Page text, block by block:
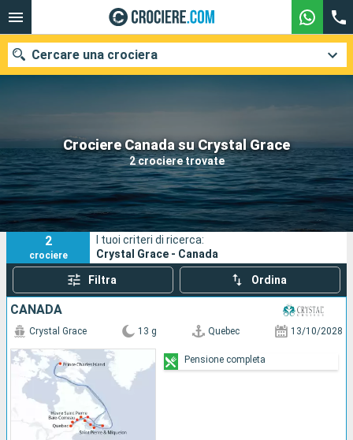
Crociere Canada su Crystal Grace
2 crociere trovate
Cercare una crociera
Le nostre destinazioni
Mesi di partenza
Porti Compagnie
Ricerca
2
crociere
I tuoi criteri di ricerca:
Crystal Grace - Canada
Filtra Ordina
CANADA
Crystal Grace 13 g Quebec 13/10/2028
Pensione completa